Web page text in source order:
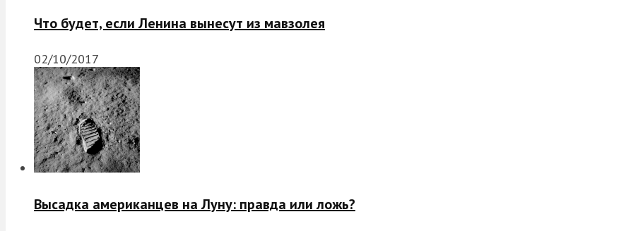
Что будет, если Ленина вынесут из мавзолея
02/10/2017
Высадка американцев на Луну: правда или ложь?